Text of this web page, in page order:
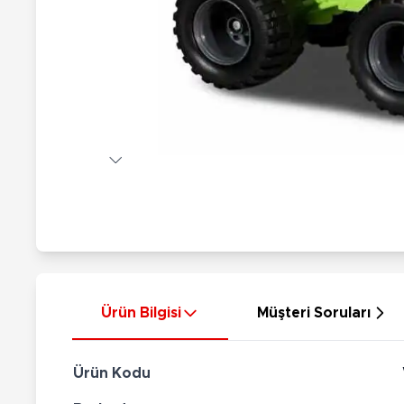
Nerf
Silahlar
Silah Setleri
Kılıç Setleri
Ürün Bilgisi Müşteri Soruları
Ürün Kodu